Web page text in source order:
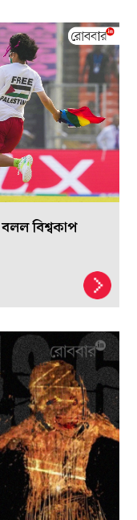
বিশ্বকাপ